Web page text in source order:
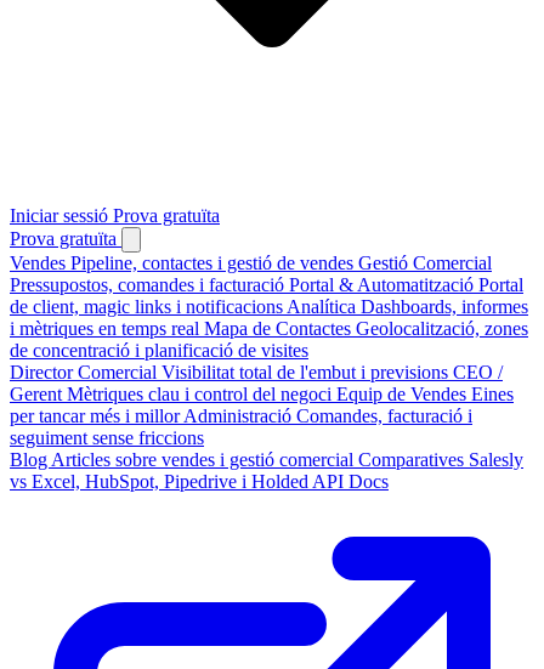
Iniciar sessió Prova gratuïta
Prova gratuïta
Vendes Pipeline, contactes i gestió de vendes Gestió Comercial
Pressupostos, comandes i facturació Portal & Automatització Portal
de client, magic links i notificacions Analítica Dashboards, informes
i mètriques en temps real Mapa de Contactes Geolocalització, zones
de concentració i planificació de visites
Director Comercial Visibilitat total de l'embut i previsions CEO /
Gerent Mètriques clau i control del negoci Equip de Vendes Eines
per tancar més i millorAdministració Comandes, facturació i
seguiment sense friccions
Blog Articles sobre vendes i gestió comercial Comparatives Salesly
vs Excel, HubSpot, Pipedrive i Holded API Docs